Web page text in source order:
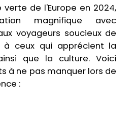
de l'Europe en 2024,
magnifique avec
voyageurs soucieux de
à ceux qui apprécient la
que la culture. Voici
à ne pas manquer lors de
: